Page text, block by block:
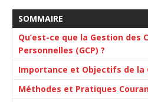
SOMMAIRE
Qu’est-ce que la Gestion des
Personnelles (GCP) ?
Importance et Objectifs de la
Méthodes et Pratiques